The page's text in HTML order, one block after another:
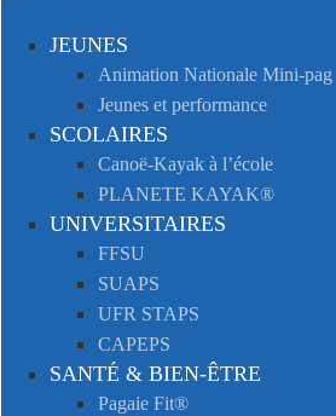
JEUNES
Animation Nationale Mini-pag
Jeunes et performance
SCOLAIRES
Canoë-Kayak à l’école
PLANETE KAYAK®
UNIVERSITAIRES
FFSU
SUAPS
UFR STAPS
CAPEPS
SANTÉ & BIEN-ÊTRE
Pagaie Fit®